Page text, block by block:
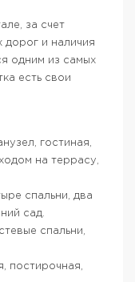
за счет
дорог и наличия
одним из самых
есть свои
гостиная,
на террасу,
спальни, два
сад.
спальни,
постирочная,